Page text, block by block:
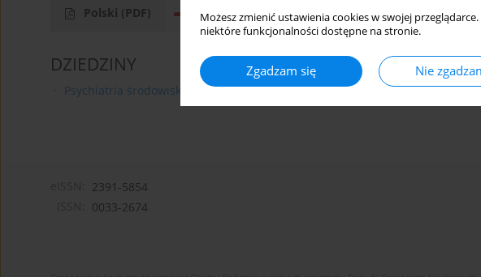
Możesz zmienić ustawienia cookies w swojej
niektóre funkcjonalności dostępne na stronie.
Zgadzam się Nie
Polski (PDF) Angielski(PDF)
DZIEDZINY
Psychiatria środowiskowa
2391-5854
0033-2674